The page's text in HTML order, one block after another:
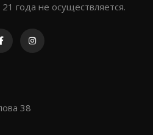
года не осуществляется.
38